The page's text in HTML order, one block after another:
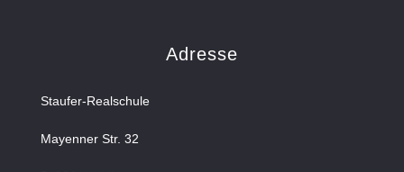
Adresse
Staufer-Realschule
Mayenner Str. 32